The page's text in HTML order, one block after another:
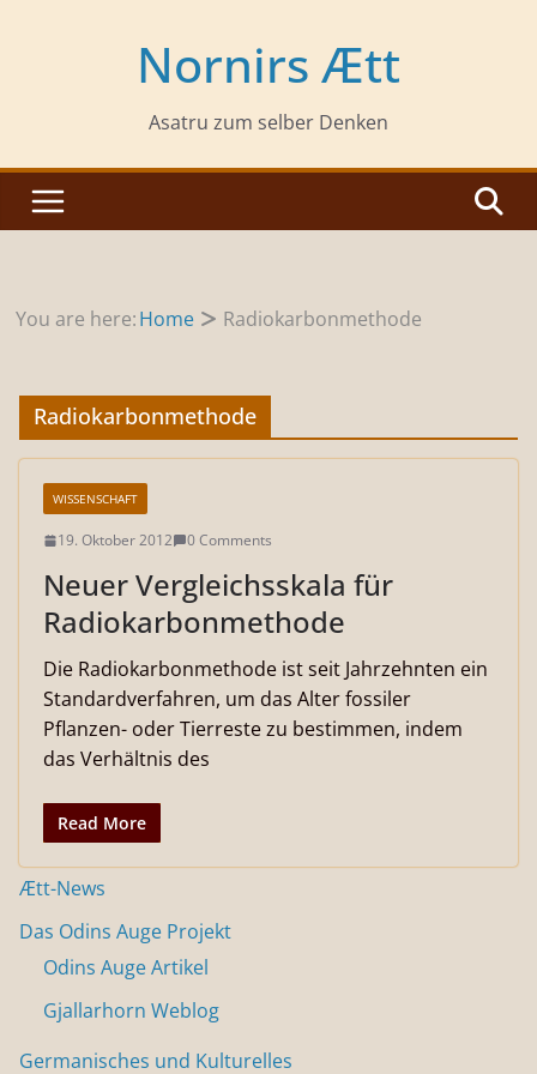
Nornirs Ætt
Asatru zum selber Denken
You are here:Home Radiokarbonmethode
Radiokarbonmethode
WISSENSCHAFT
19. Oktober 2012 0 Comments
Neuer Vergleichsskala für
Radiokarbonmethode
Die Radiokarbonmethode ist seit Jahrzehnten ein
Standardverfahren, um das Alter fossiler
Pflanzen- oder Tierreste zu bestimmen, indem
das Verhältnis des
Read More
Ætt-News
Das Odins Auge Projekt
Odins Auge Artikel
Gjallarhorn Weblog
Germanisches und Kulturelles